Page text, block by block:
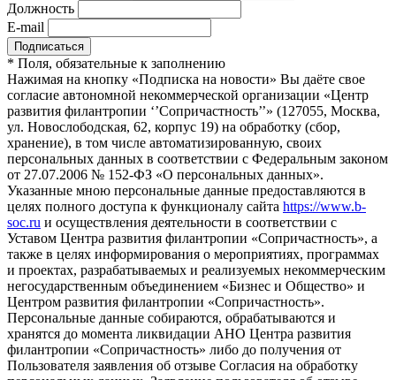
Должность
E-mail
* Поля, обязательные к заполнению
Нажимая на кнопку «Подписка на новости» Вы даёте свое
согласие автономной некоммерческой организации «Центр
развития филантропии ‘’Сопричастность’’» (127055, Москва,
ул. Новослободская, 62, корпус 19) на обработку (сбор,
хранение), в том числе автоматизированную, своих
персональных данных в соответствии с Федеральным законом
от 27.07.2006 № 152-ФЗ «О персональных данных».
Указанные мною персональные данные предоставляются в
целях полного доступа к функционалу сайта https://www.b-
soc.ru и осуществления деятельности в соответствии с
Уставом Центра развития филантропии «Сопричастность», а
также в целях информирования о мероприятиях, программах
и проектах, разрабатываемых и реализуемых некоммерческим
негосударственным объединением «Бизнес и Общество» и
Центром развития филантропии «Сопричастность».
Персональные данные собираются, обрабатываются и
хранятся до момента ликвидации АНО Центра развития
филантропии «Сопричастность» либо до получения от
Пользователя заявления об отзыве Согласия на обработку